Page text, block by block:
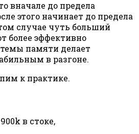
вначале до предела
этого начинает до предела
случае чуть больший
более эффективно
памяти делает
в разгоне.
к практике.
в стоке,